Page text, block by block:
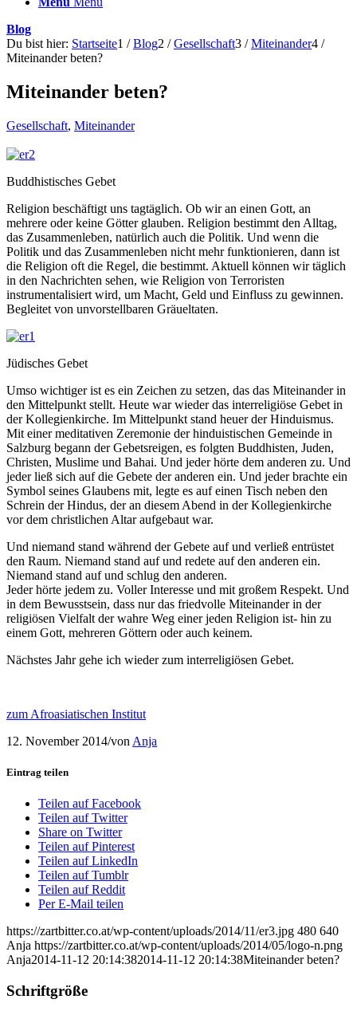
Blog
Du bist hier: Startseite1 / Blog2 / Gesellschaft3 / Miteinander4 /
Miteinander beten?
Miteinander beten?
Gesellschaft, Miteinander
Buddhistisches Gebet
Religion beschäftigt uns tagtäglich. Ob wir an einen Gott, an
mehrere oder keine Götter glauben. Religion bestimmt den Alltag,
das Zusammenleben, natürlich auch die Politik. Und wenn die
Politik und das Zusammenleben nicht mehr funktionieren, dann ist
die Religion oft die Regel, die bestimmt. Aktuell können wir täglich
in den Nachrichten sehen, wie Religion von Terroristen
instrumentalisiert wird, um Macht, Geld und Einfluss zu gewinnen.
Begleitet von unvorstellbaren Gräueltaten.
Jüdisches Gebet
Umso wichtiger ist es ein Zeichen zu setzen, das das Miteinander in
den Mittelpunkt stellt. Heute war wieder das interreligiöse Gebet in
der Kollegienkirche. Im Mittelpunkt stand heuer der Hinduismus.
Mit einer meditativen Zeremonie der hinduistischen Gemeinde in
Salzburg begann der Gebetsreigen, es folgten Buddhisten, Juden,
Christen, Muslime und Bahai. Und jeder hörte dem anderen zu. Und
jeder ließ sich auf die Gebete der anderen ein. Und jeder brachte ein
Symbol seines Glaubens mit, legte es auf einen Tisch neben den
Schrein der Hindus, der an diesem Abend in der Kollegienkirche
vor dem christlichen Altar aufgebaut war.
Und niemand stand während der Gebete auf und verließ entrüstet
den Raum. Niemand stand auf und redete auf den anderen ein.
Niemand stand auf und schlug den anderen.
Jeder hörte jedem zu. Voller Interesse und mit großem Respekt. Und
in dem Bewusstsein, dass nur das friedvolle Miteinander in der
religiösen Vielfalt der wahre Weg einer jeden Religion ist- hin zu
einem Gott, mehreren Göttern oder auch keinem.
Nächstes Jahr gehe ich wieder zum interreligiösen Gebet.
zum Afroasiatischen Institut
12. November 2014/von Anja
Eintrag teilen
Teilen auf Facebook
Teilen auf Twitter
Share on Twitter
Teilen auf Pinterest
Teilen auf LinkedIn
Teilen auf Tumblr
Teilen auf Reddit
Per E-Mail teilen
https://zartbitter.co.at/wp-content/uploads/2014/11/er3.jpg 480 640
Anja https://zartbitter.co.at/wp-content/uploads/2014/05/logo-n.png
Anja2014-11-12 20:14:382014-11-12 20:14:38Miteinander beten?
Schriftgröße